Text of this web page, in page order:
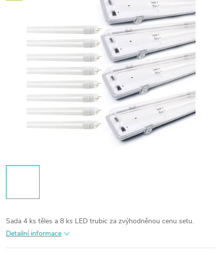
Sada 4 ks těles a 8 ks LED trubic za zvýhodněnou cenu setu.
Detailní informace